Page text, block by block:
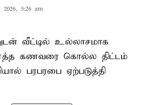
2026, 5:26 am
வீட்டில் உல்லாசமாக
கணவரை கொல்ல திட்டம்
பரபரபை ஏற்படுத்தி